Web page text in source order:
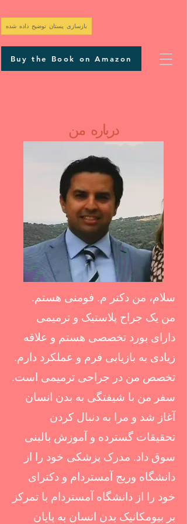
بازسازی پستان توضیح داده شده
Buy the Book on Amazon
درباره من
سلام، من دکتر م. فومنی هستم.
من یک جراح پلاستیک و ترمیمی
دارای بورد تخصصی هستم و علاقه
زیادی به بازیابی فرم و عملکرد دارم.
تخصص من در جراحی ترمیمی است.
سفر من با شیفتگی به بدن انسان
آغاز شد و مرا به دنبال کردن
تحقیقات گسترده و آموزش بالینی
سوق داد. مدرک پزشکی خود را از
دانشگاه وریج آمستردام و دکترای
خود را از دانشگاه آمستردام با تمرکز
بر بیومکانیک بدن انسان به پایان